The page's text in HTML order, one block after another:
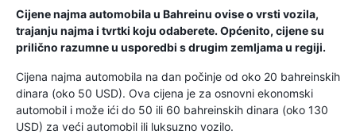
Cijene najma automobila u Bahreinu ovise o vrsti vozila,
trajanju najma i tvrtki koju odaberete. Općenito, cijene su
prilično razumne u usporedbi s drugim zemljama u regiji.
Cijena najma automobila na dan počinje od oko 20 bahreinskih
dinara (oko 50 USD). Ova cijena je za osnovni ekonomski
automobil i može ići do 50 ili 60 bahreinskih dinara (oko 130
USD) za veći automobil ili luksuzno vozilo.